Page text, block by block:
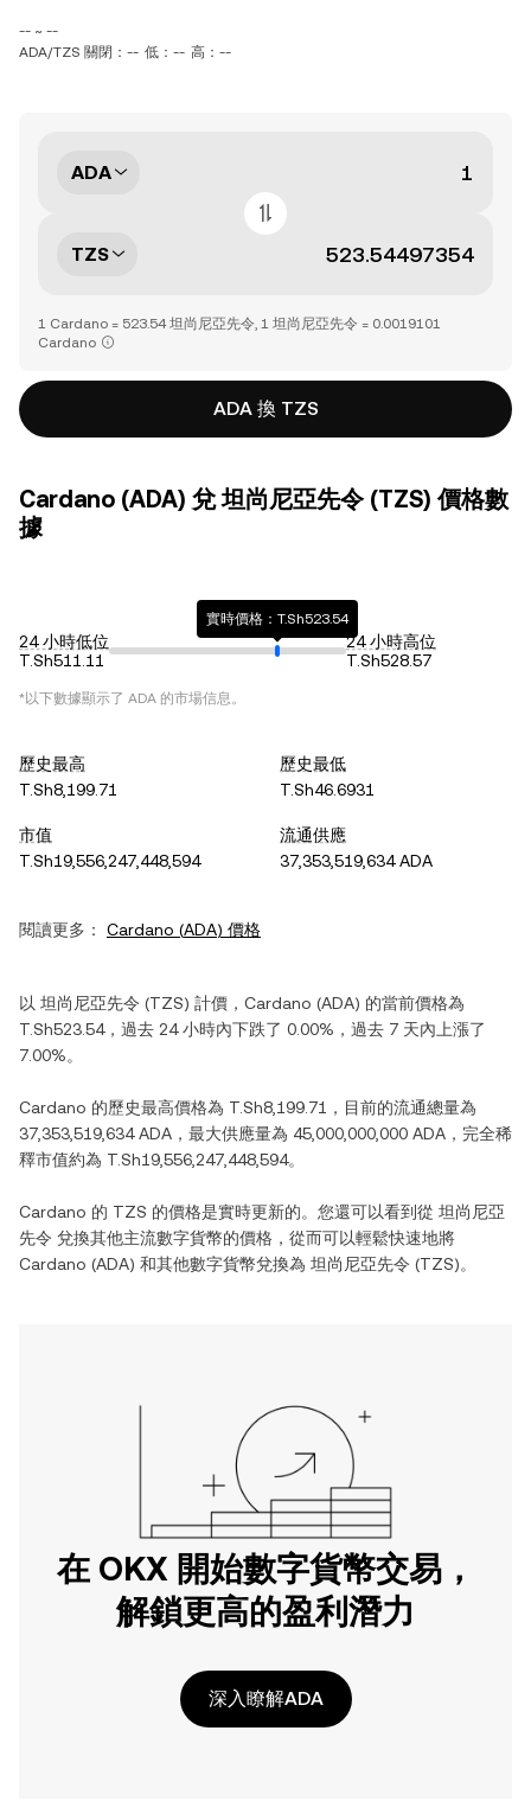
-- ~ --
ADA/TZS 關閉：-- 低：-- 高：--
ADA
TZS
1 Cardano = 523.54 坦尚尼亞先令, 1 坦尚尼亞先令 = 0.0019101
Cardano
ADA 換 TZS
Cardano (ADA) 兌 坦尚尼亞先令 (TZS) 價格數
據
24 小時低位
T.Sh511.11
實時價格：T.Sh523.54
24 小時高位
T.Sh528.57
*以下數據顯示了 ADA 的市場信息。
歷史最高
T.Sh8,199.71
歷史最低
T.Sh46.6931
市值
T.Sh19,556,247,448,594
流通供應
37,353,519,634 ADA
閱讀更多： Cardano (ADA) 價格
以 坦尚尼亞先令 (TZS) 計價， Cardano (ADA) 的當前價格為
T.Sh523.54，過去 24 小時內下跌了 0.00% ，過去 7 天內 上漲了
7.00%。
Cardano 的歷史最高價格為 T.Sh8,199.71 ，目前的流通總量為
37,353,519,634 ADA ，最大供應量為 45,000,000,000 ADA ，完全稀
釋市值約為 T.Sh19,556,247,448,594。
Cardano 的 TZS 的價格是實時更新的。您還可以看到從 坦尚尼亞
先令 兌換其他主流數字貨幣的價格，從而可以輕鬆快速地將
Cardano (ADA) 和其他數字貨幣兌換為 坦尚尼亞先令 (TZS)。
在 OKX 開始數字貨幣交易，
解鎖更高的盈利潛力
深入瞭解ADA